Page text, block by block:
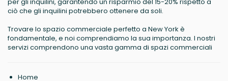
ciò che gli inquilini potrebbero ottenere da soli.
Trovare lo spazio commerciale perfetto a New York è
fondamentale, e noi comprendiamo la sua importanza. I nostri
servizi comprendono una vasta gamma di spazi commerciali
Home